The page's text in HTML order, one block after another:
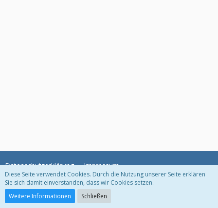
Datenschutzerklärung Impressum
Community-Software:
Diese Seite verwendet Cookies. Durch die Nutzung unserer Seite erklären
Sie sich damit einverstanden, dass wir Cookies setzen.
Weitere Informationen
Schließen